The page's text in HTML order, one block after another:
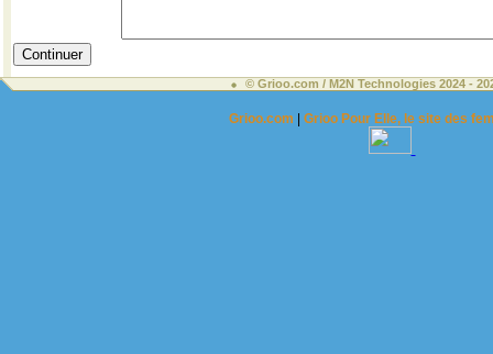
© Grioo.com / M2N Technologies 2024 -
Grioo.com |Grioo Pour Elle, le site des